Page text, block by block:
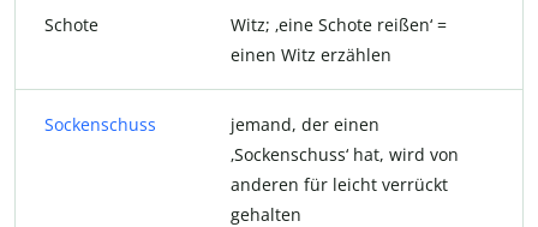
Schote
Witz; ‚eine Schote reißen‘ =
einen Witz erzählen
Sockenschuss
jemand, der einen
‚Sockenschuss‘ hat, wird von
anderen für leicht verrückt
gehalten